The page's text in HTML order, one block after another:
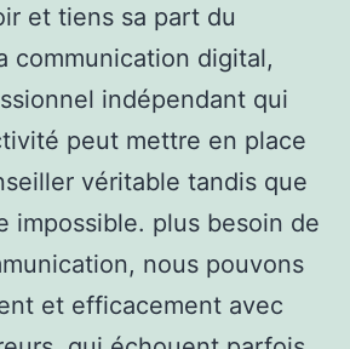
et tiens sa part du
communication digital,
indépendant qui
peut mettre en place
véritable tandis que
impossible. plus besoin de
nous pouvons
et efficacement avec